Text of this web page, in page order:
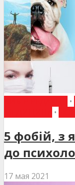
•
•
5 фобій, з
до
17 мая 2021